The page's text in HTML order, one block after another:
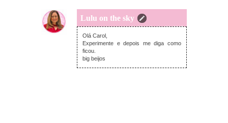
Lulu on the sky
segunda-feira, junho 26, 2017
Olá Carol,
Experimente e depois me diga como
ficou.
big beijos